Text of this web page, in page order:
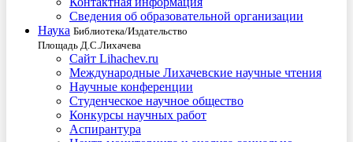
Сведения об образовательной организации
Наука Библиотека/Издательство
Площадь Д.С.Лихачева
Сайт Lihachev.ru
Международные Лихачевские научные чтения
Научные конференции
Студенческое научное общество
Конкурсы научных работ
Аспирантура